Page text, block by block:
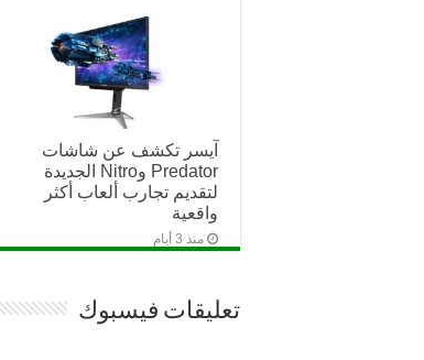
آيسر تكشف عن شاشات
Predator وNitro الجديدة
لتقديم تجارب ألعاب أكثر
واقعية
منذ 3 أيام
تعليقات فيسبوك